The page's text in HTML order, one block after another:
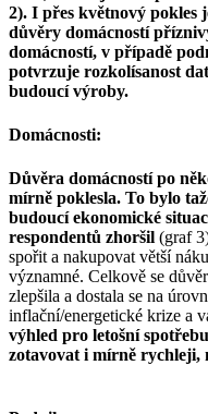
2). I přes květnový pokles
důvěry domácností
domácností, v případě
potvrzuje rozkolísanost
budoucí výroby.
Domácnosti:
Důvěra domácností po
mírně poklesla. To bylo
budoucí ekonomické
respondentů zhoršil (graf
spořit a nakupovat větší
významné. Celkově se
zlepšila a dostala se na
inflační/energetické krize a
výhled pro letošní
zotavovat i mírně rychleji,